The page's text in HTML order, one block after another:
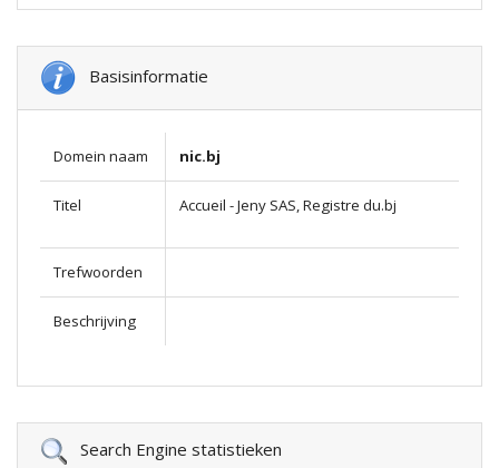
Basisinformatie
Domein naam nic.bj
Titel Accueil - Jeny SAS, Registre du.bj
Trefwoorden
Beschrijving
Search Engine statistieken